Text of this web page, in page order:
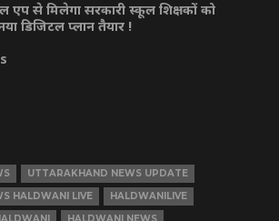
एप से मिलेगा सरकारी स्कूल शिक्षकों को
डिजिटल प्लान तैयार !
UTTARAKHAND NEWS UPDATE
HALDWANI LIVE
HALDWANILIVE